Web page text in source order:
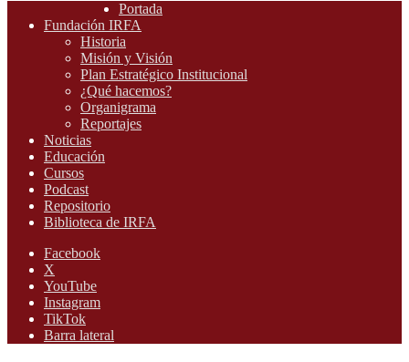
Portada
Fundación IRFA
Historia
Misión y Visión
Plan Estratégico Institucional
¿Qué hacemos?
Organigrama
Reportajes
Noticias
Educación
Cursos
Podcast
Repositorio
Biblioteca de IRFA
Facebook
X
YouTube
Instagram
TikTok
Barra lateral